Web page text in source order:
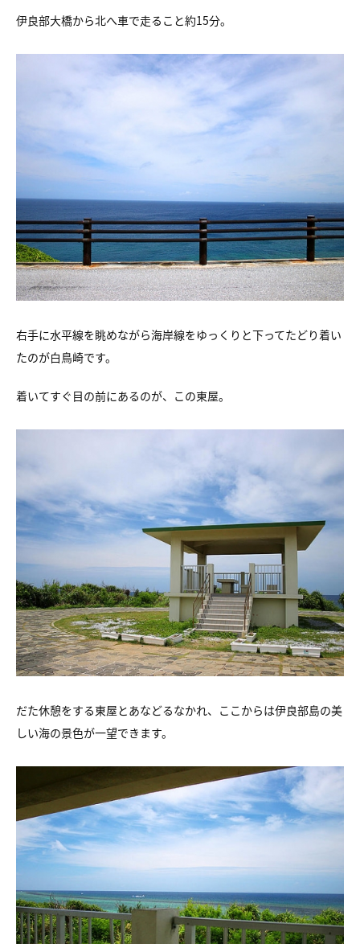
伊良部大橋から北へ車で走ること約15分。
右手に水平線を眺めながら海岸線をゆっくりと下ってたどり着い
たのが白鳥崎です。
着いてすぐ目の前にあるのが、この東屋。
だた休憩をする東屋とあなどるなかれ、 ここからは伊良部島の美
しい海の景色が一望できます。